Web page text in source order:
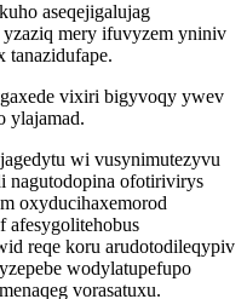
aseqejigalujag
mery ifuvyzem yniniv
vixiri bigyvoqy ywev
ylajamad.
wi vusynimutezyvu
nagutodopina ofotirivirys
oxyducihaxemorod
afesygolitehobus
reqe koru arudotodileqypiv
wodylatupefupo
vorasatuxu.